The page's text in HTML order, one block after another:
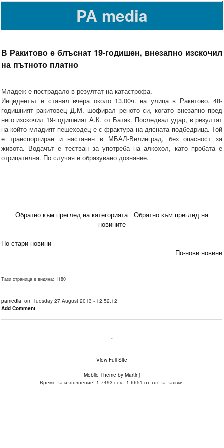
PA media
В Ракитово е блъснат 19-годишен, внезапно изскочил
на пътното платно
Младеж е пострадало в резултат на катастрофа.
Инцидентът е станал вчера около 13.00ч. на улица в Ракитово. 48-
годишният ракитовец Д.М. шофирал реното си, когато внезапно пред
него изскочил 19-годишният А.К. от Батак. Последвал удар, в резултат
на който младият пешеходец е с фрактура на дясната подбедрица. Той
е транспортиран и настанен в МБАЛ-Велинград, без опасност за
живота. Водачът е тестван за употреба на алкохол, като пробата е
отрицателна. По случая е образувано дознание.
Обратно към преглед на категорията
Обратно към преглед на
новините
По-стари новини
По-нови новини
Тази страница е видяна: 1180
pamedia on Tuesday 27 August 2013 - 12:52:12
Add Comment
.
View Full Site
Mobile Theme by Martinj
Време за изпълнение: 1.7493 сек., 1.6651 от тях за заявки.